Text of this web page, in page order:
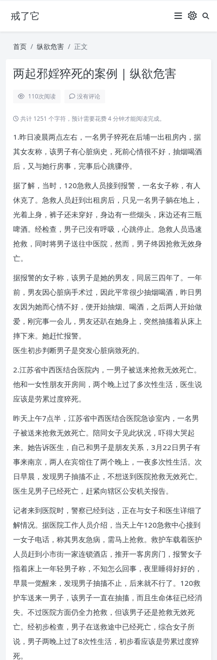
戒了它
首页 纵欲危害 正文
两起邪婬猝死的案例 | 纵欲危害
110次阅读 没有评论
共计 1251 个字符，预计需要花费 4 分钟才能阅读完成。
1.昨日凌晨两点左右，一名男子猝死在后埔一出租房内，据
其女友称，该男子有心脏病史，死前心情很不好，抽烟喝酒
后，又与她行房事，完事后心跳骤停。
据了解，当时，120急救人员接到报警，一名女子称，有人
休克了。急救人员赶到出租房后，只见一名男子躺在地上，
光着上身，裤子还未穿好，身边有一些烟头，床边还有三瓶
啤酒。经检查，男子已没有呼吸，心跳停止。急救人员迅速
抢救，同时将男子送往中医院，然而，男子终因抢救无效身
亡。
据报警的女子称，该男子是她的男友，同居三四年了。一年
前，男友因心脏病手术过，因此平常很少抽烟喝酒，昨日男
友因为她而心情不好，便开始抽烟、喝酒，之后两人开始做
爱，刚完事一会儿，男友还趴在她身上，突然抽搐着从床上
摔下来。她赶忙报警。
医生初步判断男子是突发心脏病致死的。
2.江苏省中西医结合医院内，一男子被送来抢救无效死亡。
他和一女性朋友开房间，两个晚上过了多次性生活，医生说
应该是劳累过度猝死。
昨天上午7点半，江苏省中西医结合医院急诊室内，一名男
子被送来抢救无效死亡。陪同女子见此状况，吓得大哭起
来。她告诉医生，自己和男子是朋友关系，3月22日男子有
事来南京，两人在宾馆住了两个晚上，一夜多次性生活。次
日早晨，发现男子抽搐不止，不想送到医院抢救无效死亡。
医生见男子已经死亡，赶紧向辖区公安机关报告。
记者来到医院时，警察已经到达，正在与女子和医生详细了
解情况。据医院工作人员介绍，当天上午120急救中心接到
一女子电话，称其男友急病，需马上抢救。救护车载着医护
人员赶到小市街一家连锁酒店，推开一客房房门，报警女子
指着床上一年轻男子称，不知怎么回事，夜里睡得好好的，
早晨一觉醒来，发现男子抽搐不止，后来就不行了。120救
护车送来一男子，该男子一直在抽搐，而且生命体征已经消
失。不过医院方面仍全力抢救，但该男子还是抢救无效死
亡。经初步检查，男子在送救途中已经死亡，综合女子所
说，男子两晚上过了8次性生活，初步看应该是劳累过度猝
死。